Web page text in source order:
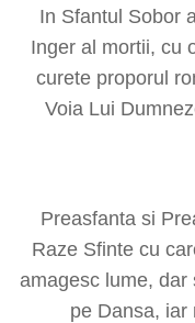
In Sfantul Sobor
Inger al mortii, cu
curete proporul
Voia Lui
Preasfanta si
Raze Sfinte cu
amagesc lume, dar
pe Dansa, iar